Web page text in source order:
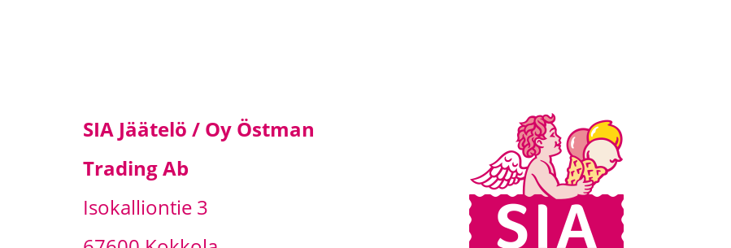
SIA Jäätelö / Oy Östman
Trading Ab
Isokalliontie 3